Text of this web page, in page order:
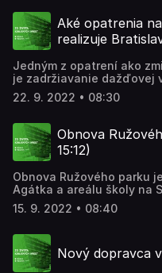
Aké opatrenia
realizuje
Jedným z opatrení ako
je zadržiavanie dažďovej
Mestá sa stále viac
námestí, bola už len
zachytávanie dažďovej
Jedináková
22. 9. 2022 • 08:30
Obnova
15:12)
Obnova Ružového parku
Agátka a areálu školy na
najdôležitejšou
roku. Ružový park pomenovali po druhej svetovej vojne, v
sa majú vrátiť. Mesto
obnovu tejto lokality v
architektonickej súťaži.
15. 9. 2022 • 08:40
Nový dopravca